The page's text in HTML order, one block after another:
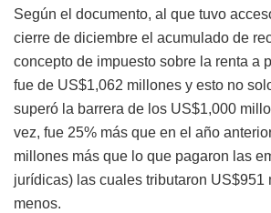
Según el documento, al que tuvo
cierre de diciembre el acumulado de
concepto de impuesto sobre la renta a
fue de US$1,062 millones y esto no
superó la barrera de los US$1,000
vez, fue 25% más que en el año
millones más que lo que pagaron las
jurídicas) las cuales tributaron US$951
menos.